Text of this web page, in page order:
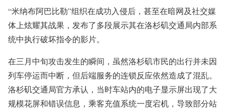
“米纳布阿巴比勒”组织在成功入侵后，甚至在暗网及社交媒
体上炫耀其战果，发布了多段展示其在洛杉矶交通局内部系
统中执行破坏指令的影片。
在三月中旬攻击发生的瞬间，虽然洛杉矶市民的出行并未因
列车停运而中断，但后端服务的连锁反应依然造成了混乱。
洛杉矶交通局官方承认，当时车站内的电子显示屏出现了大
规模花屏和错误信息，乘客充值系统一度宕机，导致部分站